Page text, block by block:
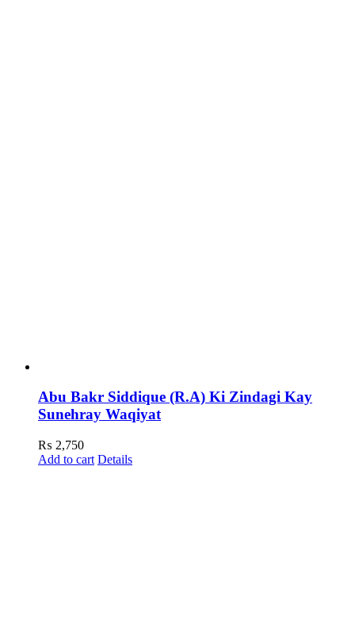
Abu Bakr Siddique (R.A) Ki Zindagi Kay
Sunehray Waqiyat
₨ 2,750
Add to cart Details